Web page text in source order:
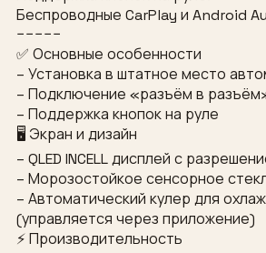
Беспроводные CarPlay и Android
−−−−−
✅ Основные особенности
– Установка в штатное место
– Подключение «разъём в
– Поддержка кнопок на руле
🖥 Экран и дизайн
– QLED INCELL дисплей с
– Морозостойкое сенсорное
– Автоматический кулер для
(управляется через приложение)
⚡ Производительность